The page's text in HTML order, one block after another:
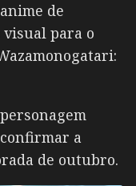
de
para o
a
de outubro.